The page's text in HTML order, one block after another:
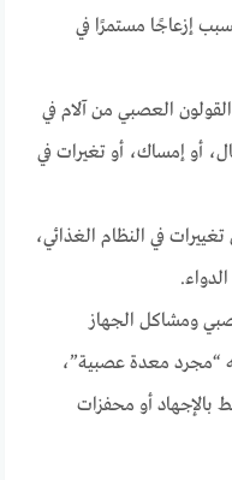
إزعاجًا مستمرًا في
القولون العصبي من آلام في
أو إمساك، أو تغيرات في
في النظام الغذائي،
ومشاكل الجهاز
“مجرد معدة عصبية”،
بالإجهاد أو محفزات